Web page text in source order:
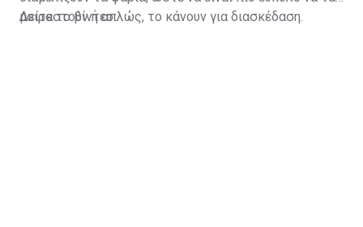
μοιραστούν ή απλώς, το κάνουν για διασκέδαση.
Δείτε το βίντεο: